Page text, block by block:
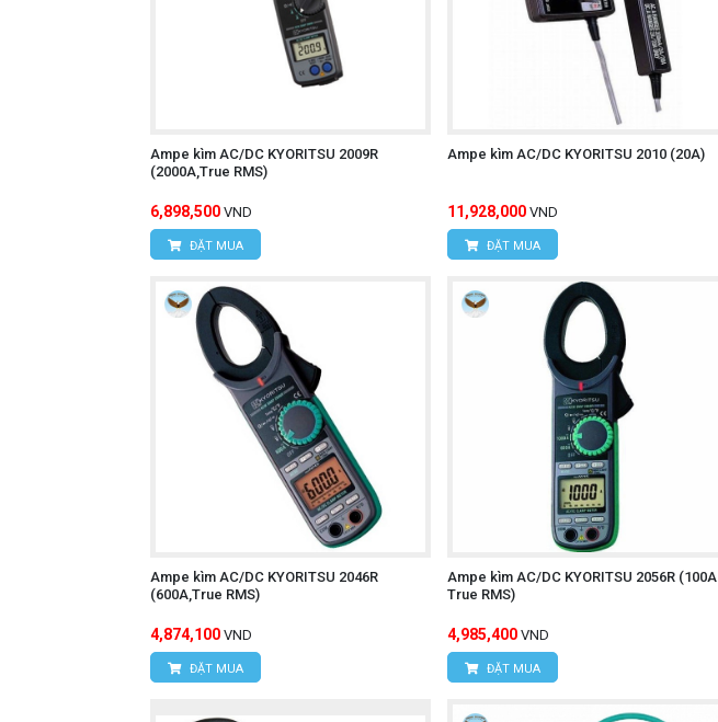
Ampe kìm AC/DC KYORITSU 2009R
(2000A,True RMS)
6,898,500 VND
ĐẶT MUA
Ampe kìm AC/DC KYORITSU 2010 (20A)
11,928,000 VND
ĐẶT MUA
Ampe kìm AC/DC KYORITSU 2046R
(600A,True RMS)
4,874,100 VND
ĐẶT MUA
Ampe kìm AC/DC KYORITSU 2056R (100A ,
True RMS)
4,985,400 VND
ĐẶT MUA